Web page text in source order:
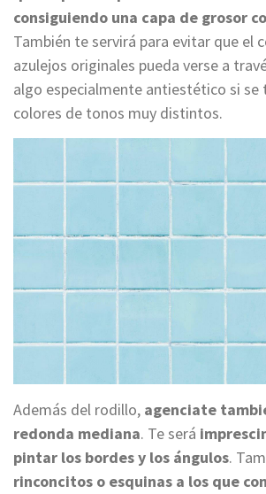
consiguiendo una capa de grosor
También te servirá para evitar que el
azulejos originales pueda verse a
algo especialmente antiestético si se
colores de tonos muy distintos.
Además del rodillo, agenciate
redonda mediana. Te será
pintar los bordes y los ángulos.
rinconcitos o esquinas a los que